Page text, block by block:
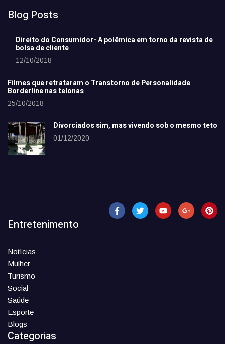
Blog Posts
Direito do Consumidor- A polêmica em torno da revista de
bolsa de cliente
12/10/2018
Filmes que retrataram o Transtorno de Personalidade
Borderline nas telonas
25/10/2018
Divorciados sim, mas vivendo sob o mesmo teto
01/12/2020
Entretenimento
Notícias
Mulher
Turismo
Social
Saúde
Esporte
Blogs
Categorias